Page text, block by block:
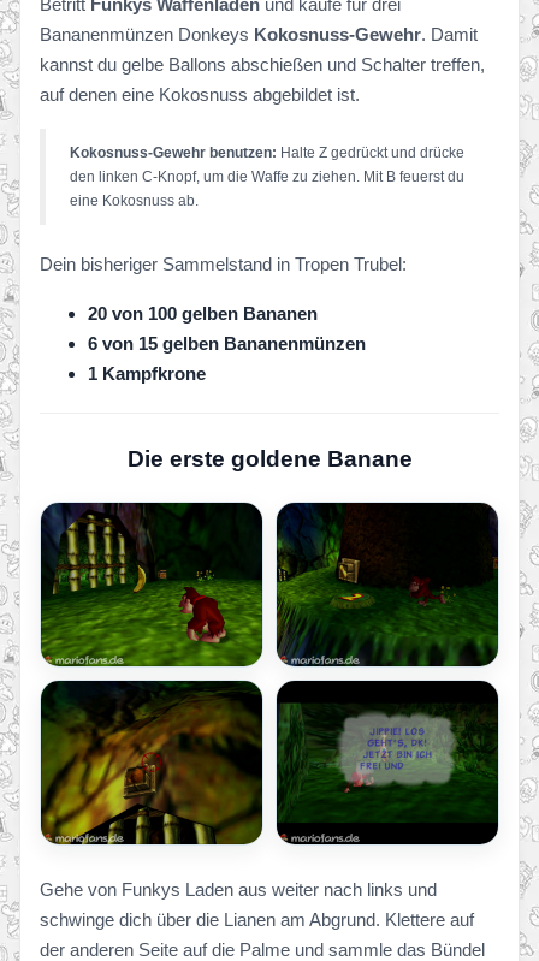
Betritt Funkys Waffenladen und kaufe für drei
Bananenmünzen Donkeys Kokosnuss-Gewehr. Damit
kannst du gelbe Ballons abschießen und Schalter treffen,
auf denen eine Kokosnuss abgebildet ist.
Kokosnuss-Gewehr benutzen: Halte Z gedrückt und drücke
den linken C-Knopf, um die Waffe zu ziehen. Mit B feuerst du
eine Kokosnuss ab.
Dein bisheriger Sammelstand in Tropen Trubel:
20 von 100 gelben Bananen
6 von 15 gelben Bananenmünzen
1 Kampfkrone
Die erste goldene Banane
Gehe von Funkys Laden aus weiter nach links und
schwinge dich über die Lianen am Abgrund. Klettere auf
der anderen Seite auf die Palme und sammle das Bündel